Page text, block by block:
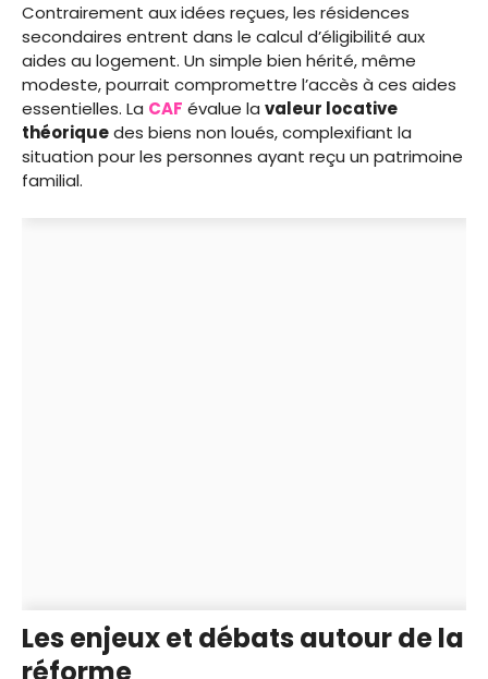
Contrairement aux idées reçues, les résidences
secondaires entrent dans le calcul d’éligibilité aux
aides au logement. Un simple bien hérité, même
modeste, pourrait compromettre l’accès à ces aides
essentielles. La CAF évalue la valeur locative
théoriquedes biens non loués, complexifiant la
situation pour les personnes ayant reçu un patrimoine
familial.
Les enjeux et débats autour de la